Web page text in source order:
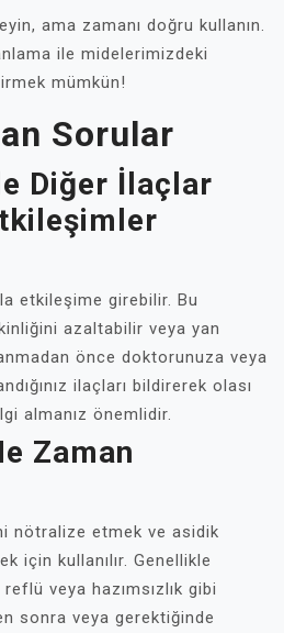
ama zamanı doğru kullanın.
ile midelerimizdeki
mümkün!
Sorular
Diğer İlaçlar
etkileşime girebilir. Bu
azaltabilir veya yan
önce doktorunuza veya
ilaçları bildirerek olası
almanız önemlidir.
Zaman
nötralize etmek ve asidik
için kullanılır. Genellikle
veya hazımsızlık gibi
sonra veya gerektiğinde